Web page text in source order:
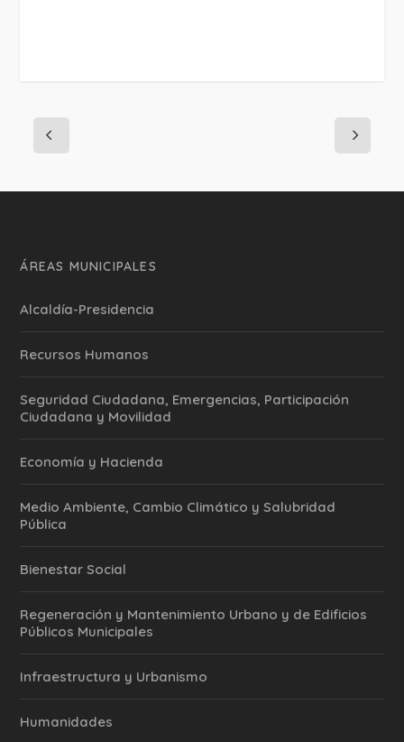
ÁREAS MUNICIPALES
Alcaldía-Presidencia
Recursos Humanos
Seguridad Ciudadana, Emergencias, Participación
Ciudadana y Movilidad
Economía y Hacienda
Medio Ambiente, Cambio Climático y Salubridad
Pública
Bienestar Social
Regeneración y Mantenimiento Urbano y de Edificios
Públicos Municipales
Infraestructura y Urbanismo
Humanidades